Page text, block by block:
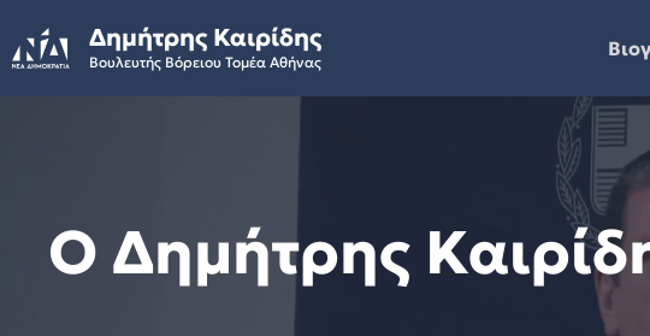
to
content
Δημήτρης Καιρίδης
Βουλευτής Βόρειου Τομέα Αθήνας
O Δημήτρης